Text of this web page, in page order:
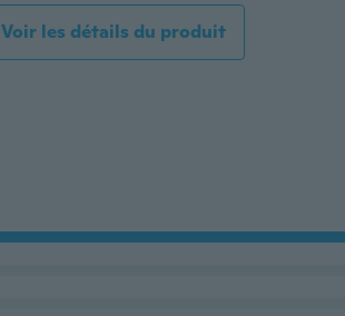
Voir les détails du produit